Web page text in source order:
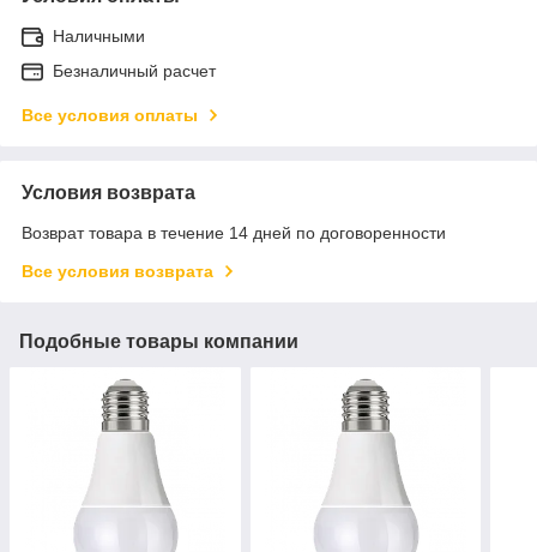
Наличными
Безналичный расчет
Все условия оплаты
Условия возврата
Возврат товара в течение 14 дней по договоренности
Все условия возврата
Подобные товары компании